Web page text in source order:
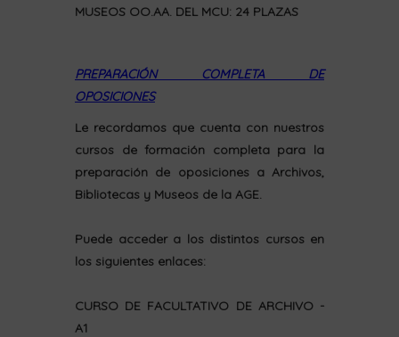
MUSEOS OO.AA. DEL MCU: 24 PLAZAS
PREPARACIÓN COMPLETA DE
OPOSICIONES
Le recordamos que cuenta con nuestros
cursos de formación completa para la
preparación de oposiciones a Archivos,
Bibliotecas y Museos de la AGE.
Puede acceder a los distintos cursos en
los siguientes enlaces:
CURSO DE FACULTATIVO DE ARCHIVO -
A1